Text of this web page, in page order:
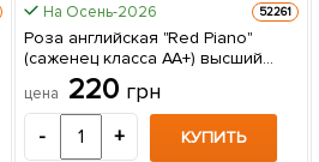
На Осень-2026 52261
Роза английская "Red Piano"
(саженец класса АА+) высший
сорт 1 шт в упаковке
цена 220 грн
- + КУПИТЬ